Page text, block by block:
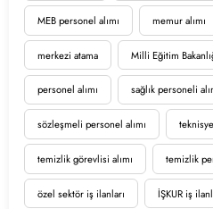
MEB personel alımı memur alımı
merkezi atama Milli Eğitim
personel alımı sağlık personeli
sözleşmeli personel alımı
temizlik görevlisi alımı temizlik
özel sektör iş ilanları İŞKUR iş